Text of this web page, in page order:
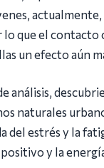
lo que el contacto
un efecto aún
análisis,
naturales
del estrés y la
y la